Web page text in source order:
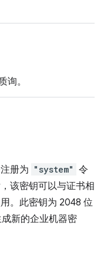
询。
册为 "system" 令
该密钥可以与证书相
。此密钥为 2048 位
新的企业机器密